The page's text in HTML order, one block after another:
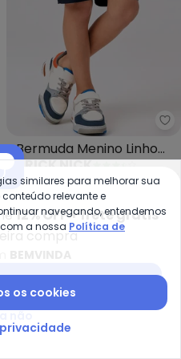
Kids - Bermuda Infantil
Bermuda Menino Linho
(Azul)
TRICK NICK
A partir deR$ 87,48R$
ou2xdeR$ 43,74
-57%
12% OFF + frete grátis
compra
similares para melhorar sua
relevante e
navegando, entendemos
a nossa Política de
os cookies